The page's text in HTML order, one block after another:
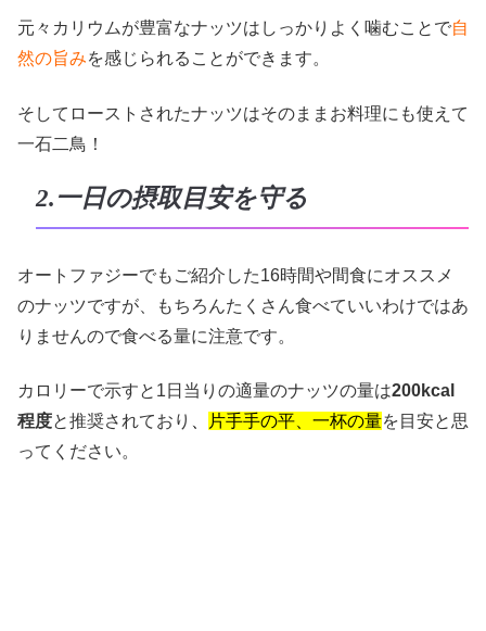
元々カリウムが豊富なナッツはしっかりよく噛むことで自
然の旨みを感じられることができます。
そしてローストされたナッツはそのままお料理にも使えて
一石二鳥！
2.一日の摂取目安を守る
オートファジーでもご紹介した16時間や間食にオススメ
のナッツですが、もちろんたくさん食べていいわけではあ
りませんので食べる量に注意です。
カロリーで示すと1日当りの適量のナッツの量は200kcal
程度と推奨されており 片手手の平、一杯の量を目安と思
ってください。